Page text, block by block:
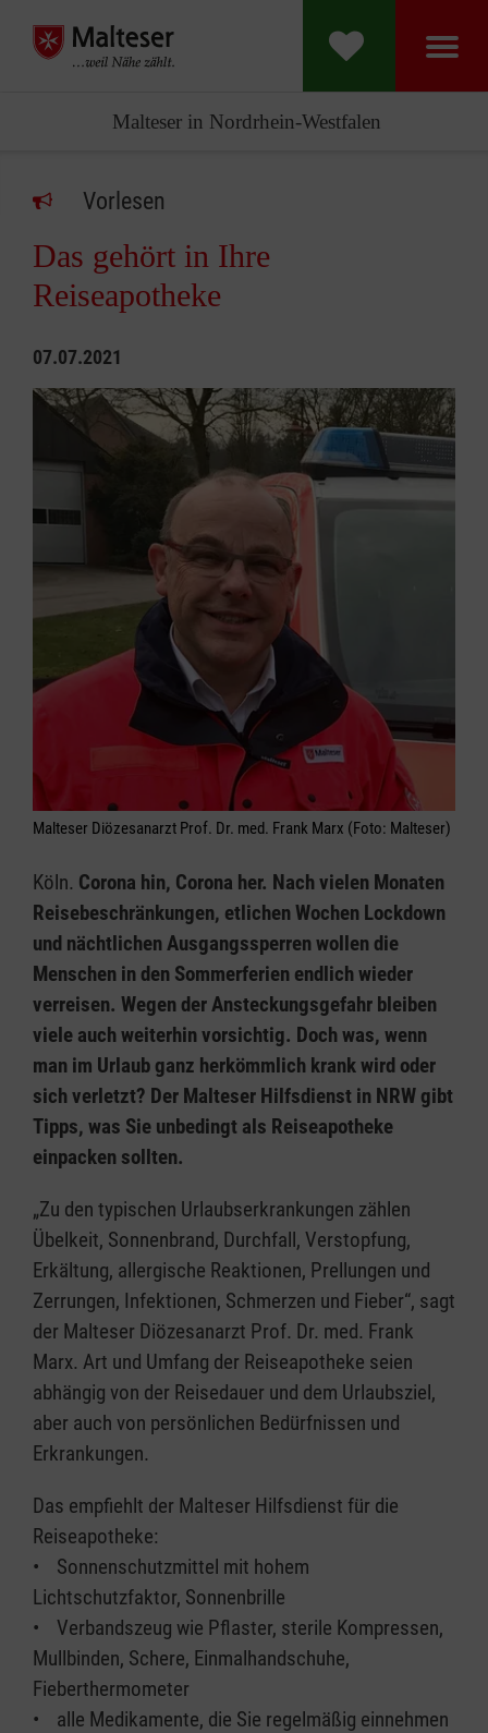
Malteser in Nordrhein-Westfalen
Vorlesen
Das gehört in Ihre
Reiseapotheke
07.07.2021
Malteser Diözesanarzt Prof. Dr. med. Frank Marx (Foto: Malteser)
Köln. Corona hin, Corona her. Nach vielen Monaten
Reisebeschränkungen, etlichen Wochen Lockdown
und nächtlichen Ausgangssperren wollen die
Menschen in den Sommerferien endlich wieder
verreisen. Wegen der Ansteckungsgefahr bleiben
viele auch weiterhin vorsichtig. Doch was, wenn
man im Urlaub ganz herkömmlich krank wird oder
sich verletzt? Der Malteser Hilfsdienst in NRW gibt
Tipps, was Sie unbedingt als Reiseapotheke
einpacken sollten.
„Zu den typischen Urlaubserkrankungen zählen
Übelkeit, Sonnenbrand, Durchfall, Verstopfung,
Erkältung, allergische Reaktionen, Prellungen und
Zerrungen, Infektionen, Schmerzen und Fieber“, sagt
der Malteser Diözesanarzt Prof. Dr. med. Frank
Marx. Art und Umfang der Reiseapotheke seien
abhängig von der Reisedauer und dem Urlaubsziel,
aber auch von persönlichen Bedürfnissen und
Erkrankungen.
Das empfiehlt der Malteser Hilfsdienst für die
Reiseapotheke:
• Sonnenschutzmittel mit hohem
Lichtschutzfaktor, Sonnenbrille
• Verbandszeug wie Pflaster, sterile Kompressen,
Mullbinden, Schere, Einmalhandschuhe,
Fieberthermometer
• alle Medikamente, die Sie regelmäßig einnehmen